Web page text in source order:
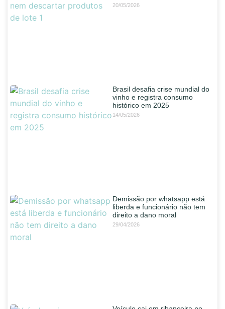
20/05/2026
Brasil desafia crise mundial do
vinho e registra consumo
histórico em 2025
14/05/2026
Demissão por whatsapp está
liberda e funcionário não tem
direito a dano moral
29/04/2026